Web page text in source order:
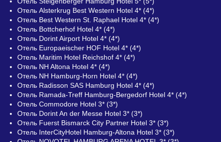
Отель Alsterkrug Best Western Hotel 4* (4*)
Отель Best Western St. Raphael Hotel 4* (4*)
Отель Bottcherhof Hotel 4* (4*)
Отель Dorint Airport Hotel 4* (4*)
Отель Europaeischer HOF Hotel 4* (4*)
Отель Maritim Hotel Reichshof 4* (4*)
Отель NH Altona Hotel 4* (4*)
Отель NH Hamburg-Horn Hotel 4* (4*)
Отель Radisson SAS Hamburg Hotel 4* (4*)
Отель Ramada-Treff Hamburg-Bergedorf Hotel 4* (4*)
Отель Commodore Hotel 3* (3*)
Отель Dorint An der Messe Hotel 3* (3*)
Отель Fuerst Bismarck City Partner Hotel 3* (3*)
Отель InterCityHotel Hamburg-Altona Hotel 3* (3*)